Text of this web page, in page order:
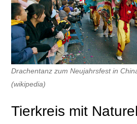
Drachentanz zum Neujahrsfest in
(wikipedia)
Tierkreis mit